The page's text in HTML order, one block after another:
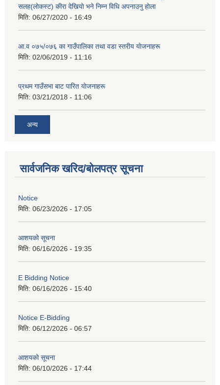
सलह(लाेकस्ट) कीरा देखियाे भने निम्न विधि अपनाउनु हाेला
मिति: 06/27/2020 - 16:49
आ‍.व ०७५/०७६ का गाउँपालिका तथा वडा स्तरीय याेजनाहरू
मिति: 02/06/2019 - 11:16
प्रथम गाउँसभा बाट पारित याेजनाहरू
मिति: 03/21/2018 - 11:06
अन्य
सार्वजनिक खरिद/बोलपत्र सूचना
Notice
मिति: 06/23/2026 - 17:05
आशयको सूचना
मिति: 06/16/2026 - 19:35
E Bidding Notice
मिति: 06/16/2026 - 15:40
Notice E-Bidding
मिति: 06/12/2026 - 06:57
आशयको सूचना
मिति: 06/10/2026 - 17:44